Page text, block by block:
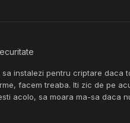
instalezi pentru criptare daca
facem treaba. Iti zic de pe
acolo, sa moara ma-sa daca